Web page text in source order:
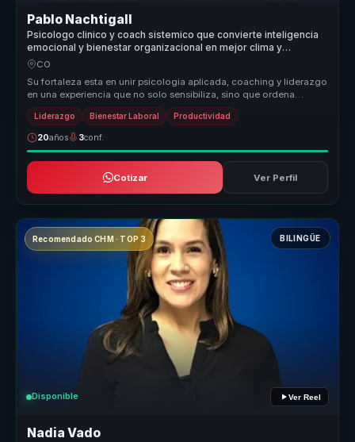
Pablo Nachtigall
Psicologo clinico y coach sistemico que convierte inteligencia
emocional y bienestar organizacional en mejor clima y
desempeno para lideres y equipos.
CO
Su fortaleza esta en unir psicologia aplicada, coaching y liderazgo
en una experiencia que no solo sensibiliza, sino que ordena
conversac...
Liderazgo Bienestar Laboral Productividad
20años 3conf.
Cotizar Ver Perfil
Recomendado CHM · TOP 3 BILINGÜE
Disponible Ver Reel
Nadia Vado